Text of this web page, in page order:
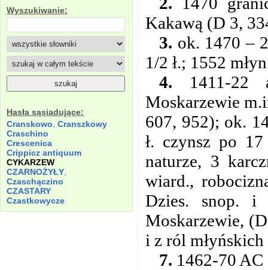
Wyszukiwanie:
Hasła sąsiadujące:
Cranskowo Cranszkowy
Craschino
Crescenica
Crippicz antiquum
CYKARZEW
CZARNOŻYŁY
Czaschączino
CZASTARY
Czastkowycze
Kakawą (D 3,
3. ok. 1470 –
1/2 ł.; 1552
4. 1411-22
Moskarzewie
607, 952); ok.
ł. czynsz po
naturze, 3
wiard.,
Dzies. snop. i
Moskarzewie,
i z ról
7. 1462-70